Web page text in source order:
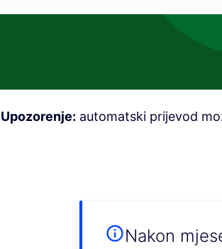
Upozorenje: automatski prijevod
Nakon